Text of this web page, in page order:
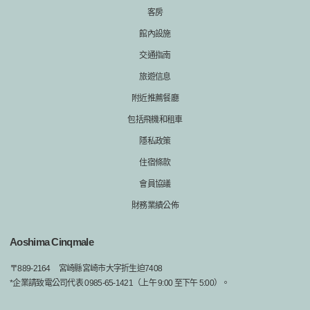
客房
館內設施
交通指南
旅遊信息
附近推薦餐廳
包括飛機和租車
隱私政策
住宿條款
會員協議
財務業績公佈
Aoshima Cinqmale
〒889-2164
宮崎縣宮崎市大字折生迫7408
*企業請致電公司代表 0985-65-1421（上午 9:00 至下午 5:00）。